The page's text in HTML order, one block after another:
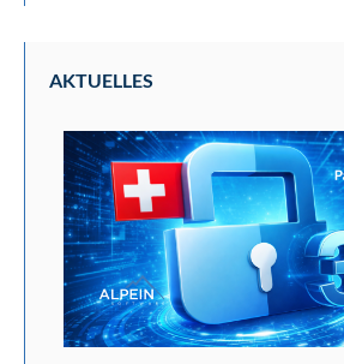
AKTUELLES